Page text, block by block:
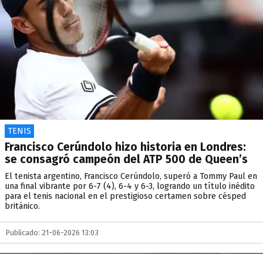
TENIS
Francisco Cerúndolo hizo historia en Londres:
se consagró campeón del ATP 500 de Queen’s
El tenista argentino, Francisco Cerúndolo, superó a Tommy Paul en
una final vibrante por 6-7 (4), 6-4 y 6-3, logrando un título inédito
para el tenis nacional en el prestigioso certamen sobre césped
británico.
Publicado: 21-06-2026 13:03